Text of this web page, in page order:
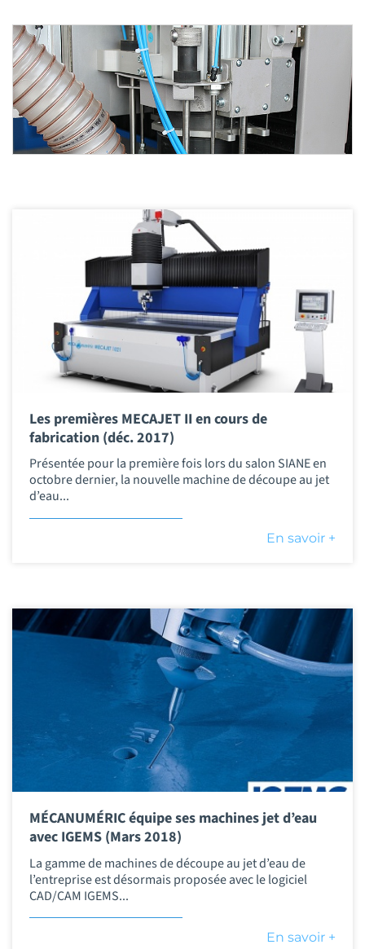
Les premières MECAJET II en cours de
fabrication (déc. 2017)
Présentée pour la première fois lors du salon SIANE en
octobre dernier, la nouvelle machine de découpe au jet
d’eau...
En savoir +
MÉCANUMÉRIC équipe ses machines jet d’eau
avec IGEMS (Mars 2018)
La gamme de machines de découpe au jet d’eau de
l’entreprise est désormais proposée avec le logiciel
CAD/CAM IGEMS...
En savoir +